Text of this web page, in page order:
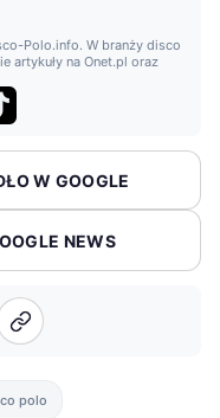
Polo.info. W branży disco
artykuły na Onet.pl oraz
W GOOGLE
NEWS
polo